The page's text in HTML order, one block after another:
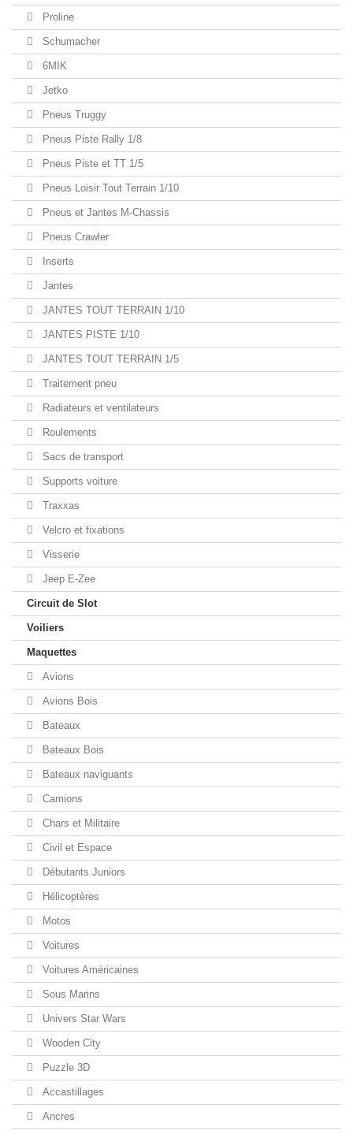
Proline
Schumacher
6MIK
Jetko
Pneus Truggy
Pneus Piste Rally 1/8
Pneus Piste et TT 1/5
Pneus Loisir Tout Terrain 1/10
Pneus et Jantes M-Chassis
Pneus Crawler
Inserts
Jantes
JANTES TOUT TERRAIN 1/10
JANTES PISTE 1/10
JANTES TOUT TERRAIN 1/5
Traitement pneu
Radiateurs et ventilateurs
Roulements
Sacs de transport
Supports voiture
Traxxas
Velcro et fixations
Visserie
Jeep E-Zee
Circuit de Slot
Voiliers
Maquettes
Avions
Avions Bois
Bateaux
Bateaux Bois
Bateaux naviguants
Camions
Chars et Militaire
Civil et Espace
Débutants Juniors
Hélicoptères
Motos
Voitures
Voitures Américaines
Sous Marins
Univers Star Wars
Wooden City
Puzzle 3D
Accastillages
Ancres